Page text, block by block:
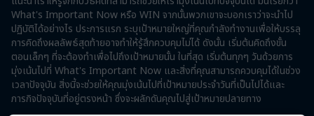
What's Important Now หรือ WIN จากนั้นพวกเขาจะบอกเราว่าจะนำไป
ปฏิบัติได้อย่างไร ประการแรก ระบุเป้าหมายใหญ่ที่คุณกำลังทำงานเพื่อให้บรรลุ
การคิดถึงผลลัพธ์สุดท้ายอาจทำให้รู้สึกควบคุมไม่ได้ ดังนั้น เริ่มต้นคิดถึงขั้น
ตอนเล็กๆ ที่จะต้องทำเพื่อไปถึงเป้าหมายนั้น ในที่สุด เริ่มต้นทุกๆ วันด้วยการ
มุ่งเน้นไปที่ What's Important Now และสิ่งที่คุณสามารถควบคุมได้ในช่วง
เวลาปัจจุบัน สิ่งนี้จะช่วยให้คุณมุ่งเน้นไปที่เป้าหมายประจำวันที่เป็นไปได้และ
ภารกิจปัจจุบันที่อยู่ตรงหน้า ซึ่งจะผลักดันคุณไปสู่เป้าหมายปลายทาง